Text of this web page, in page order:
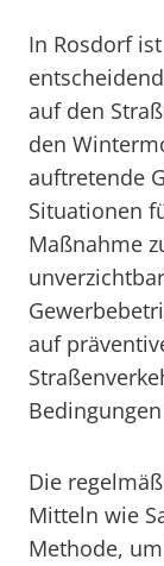
In Rosdorf
auf den
den
auftretende
Situationen
Maßnahme
auf
Die
Mitteln wie
Methode,